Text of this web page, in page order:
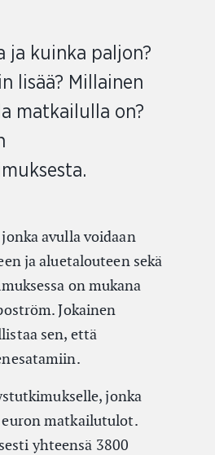
ja kuinka paljon?
lisää? Millainen
matkailulla on?
avulla voidaan
ja aluetalouteen sekä
on mukana
Jokainen
sen, että
jonka
matkailutulot.
yhteensä 3800